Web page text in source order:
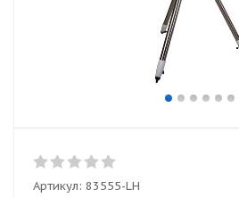
Артикул: 83555-LH